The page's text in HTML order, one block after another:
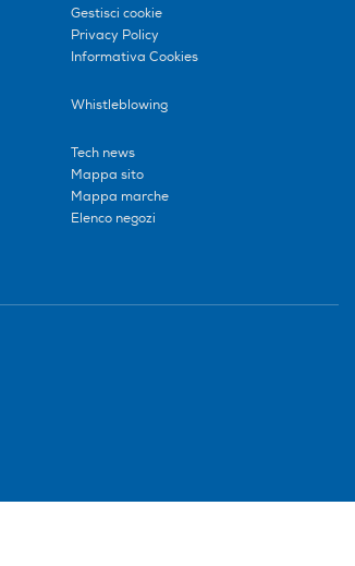
Gestisci cookie
Privacy Policy
Informativa Cookies
Whistleblowing
Tech news
Mappa sito
Mappa marche
Elenco negozi